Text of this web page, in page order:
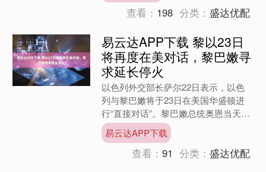
查看： 198 分类：盛达优配
易云达APP下载 黎以23日
将再度在美对话，黎巴嫩寻
求延长停火
以色列外交部长萨尔22日表示，以色
列与黎巴嫩将于23日在美国华盛顿进
行“直接对话”。黎巴嫩总统奥恩当天表
示，黎巴嫩将在华盛顿举行的会谈中寻
求延长停火期限。 Yo....
易云达APP下载
查看：91 分类：盛达优配